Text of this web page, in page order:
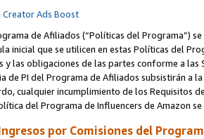
Ads Boost
de Afiliados (“Políticas del Programa”)
inicial que se utilicen en estas Políticas del
y las obligaciones de las partes conforme a
de PI del Programa de Afiliados subsistirán
cualquier incumplimiento de los Requisitos
del Programa de Influencers de Amazon
por Comisiones del